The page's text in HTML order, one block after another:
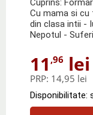
Cu mama si
din clasa intii -
Nepotul -
11 ,96 lei
PRP: 14,95 lei
Disponibilitate: